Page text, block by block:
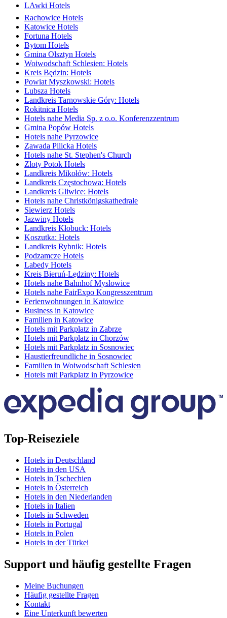
LAwki Hotels
Rachowice Hotels
Katowice Hotels
Fortuna Hotels
Bytom Hotels
Gmina Olsztyn Hotels
Woiwodschaft Schlesien: Hotels
Kreis Będzin: Hotels
Powiat Myszkowski: Hotels
Lubsza Hotels
Landkreis Tarnowskie Góry: Hotels
Rokitnica Hotels
Hotels nahe Media Sp. z o.o. Konferenzzentrum
Gmina Popów Hotels
Hotels nahe Pyrzowice
Zawada Pilicka Hotels
Hotels nahe St. Stephen's Church
Zloty Potok Hotels
Landkreis Mikołów: Hotels
Landkreis Częstochowa: Hotels
Landkreis Gliwice: Hotels
Hotels nahe Christkönigskathedrale
Siewierz Hotels
Jazwiny Hotels
Landkreis Kłobuck: Hotels
Koszutka: Hotels
Landkreis Rybnik: Hotels
Podzamcze Hotels
Labedy Hotels
Kreis Bieruń-Lędziny: Hotels
Hotels nahe Bahnhof Myslowice
Hotels nahe FairExpo Kongresszentrum
Ferienwohnungen in Katowice
Business in Katowice
Familien in Katowice
Hotels mit Parkplatz in Zabrze
Hotels mit Parkplatz in Chorzów
Hotels mit Parkplatz in Sosnowiec
Haustierfreundliche in Sosnowiec
Familien in Woiwodschaft Schlesien
Hotels mit Parkplatz in Pyrzowice
Top-Reiseziele
Hotels in Deutschland
Hotels in den USA
Hotels in Tschechien
Hotels in Österreich
Hotels in den Niederlanden
Hotels in Italien
Hotels in Schweden
Hotels in Portugal
Hotels in Polen
Hotels in der Türkei
Support und häufig gestellte Fragen
Meine Buchungen
Häufig gestellte Fragen
Kontakt
Eine Unterkunft bewerten